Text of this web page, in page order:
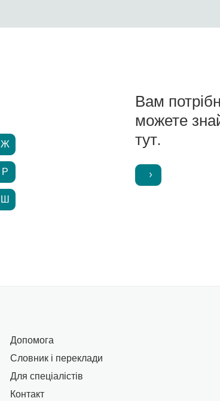
Ж
Р
Ш
Вам
можете
тут.
Допомога
Словник і переклади
Для спеціалістів
Контакт